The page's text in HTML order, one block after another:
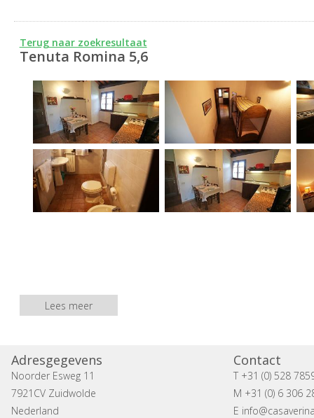
Terug naar zoekresultaat
Tenuta Romina 5,6
Lees meer
Adresgegevens
Noorder Esweg 11
7921CV Zuidwolde
Nederland
Contact
T +31 (0) 528
M +31 (0) 6 306
E